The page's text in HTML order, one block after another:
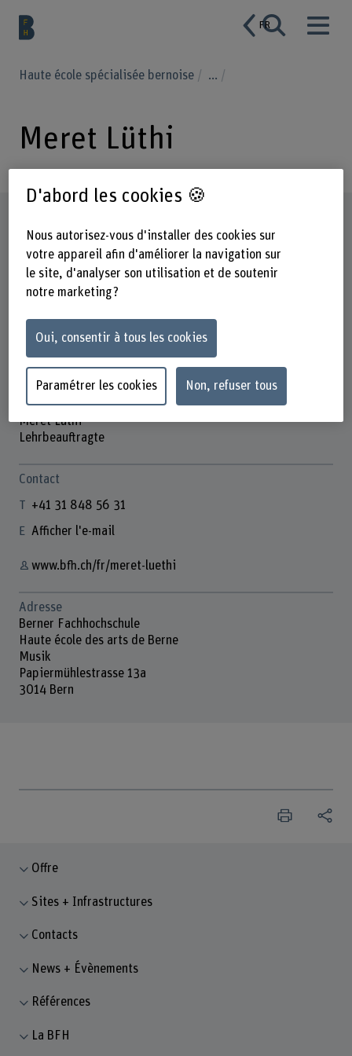
FR
Haute école spécialisée bernoise ...
Meret Lüthi
Meret Lüthi
Lehrbeauftragte
Contact
+41 31 848 56 31
Afficher l'e-mail
www.bfh.ch/fr/meret-luethi
Adresse
Berner Fachhochschule
Haute école des arts de Berne
Musik
Papiermühlestrasse 13a
3014 Bern
Offre
Sites + Infrastructures
Contacts
News + Évènements
Références
La BFH
D'abord les cookies 🍪
Nous autorisez-vous d'installer des cookies sur
votre appareil afin d'améliorer la navigation sur
le site, d'analyser son utilisation et de soutenir
notre marketing ?
Oui, consentir à tous les cookies
Paramétrer les cookies Non, refuser tous